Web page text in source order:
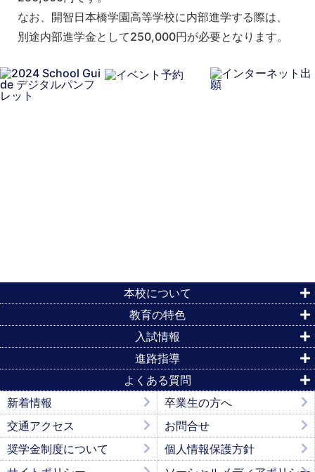
なお、開智日本橋学園高等学校に内部進学する際は、
別途内部進学金として250,000円が必要となります。
本校について
教育の特色
入試情報
進路指導
よくある質問
新着情報
卒業生の方へ
交通アクセス
お問合せ
奨学金制度について
個人情報保護方針